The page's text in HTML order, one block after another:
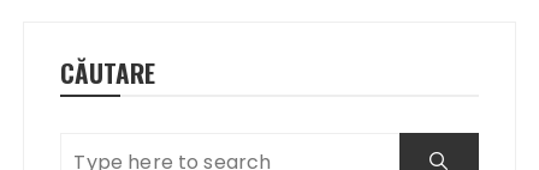
CĂUTARE